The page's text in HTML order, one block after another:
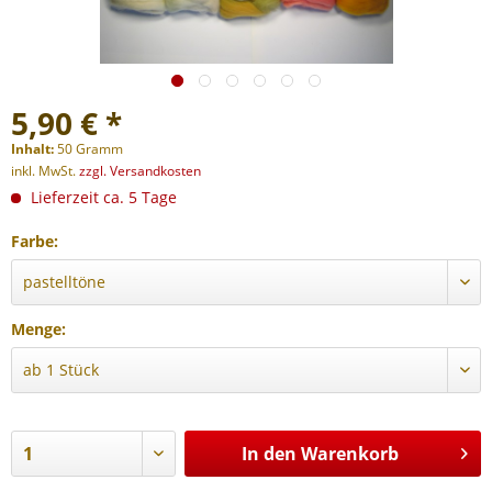
5,90 € *
Inhalt:50 Gramm
inkl. MwSt.zzgl. Versandkosten
Lieferzeit ca. 5 Tage
Farbe:
Menge:
In den Warenkorb